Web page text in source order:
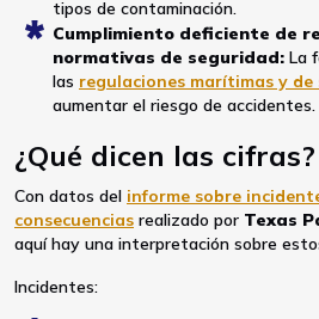
tipos de contaminación.
Cumplimiento deficiente de
normativas de seguridad: La
las regulaciones marítimas y de
aumentar el riesgo de accidentes.
¿Qué dicen las cifras?
Con datos del informe sobre
consecuencias realizado por Texas
aquí hay una interpretación sobre
Incidentes: